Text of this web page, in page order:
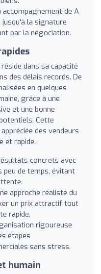
accompagnement de A
la signature
par la négociation.
dans sa capacité
des délais records. De
en quelques
grâce à une
et une bonne
Cette
des vendeurs
et rapide.
concrets avec
peu de temps, évitant
approche réaliste du
un prix attractif tout
rapide.
rigoureuse
étapes
sans stress.
humain